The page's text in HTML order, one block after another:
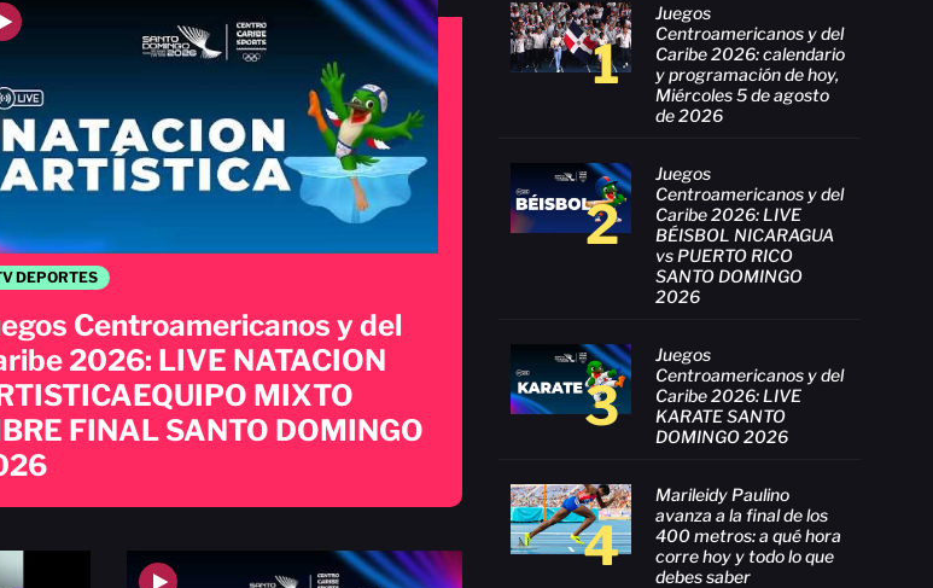
1
Juegos
Centroamericanos y del
Caribe 2026: calendario
y programación de hoy,
Miércoles 5 de agosto
de 2026
2
Juegos
Centroamericanos y del
Caribe 2026: LIVE
BÉISBOL NICARAGUA
vs PUERTO RICO
SANTO DOMINGO
2026
3
Juegos
Centroamericanos y del
Caribe 2026: LIVE
KARATE SANTO
DOMINGO 2026
4
Marileidy Paulino
avanza a la final de los
400 metros: a qué hora
corre hoy y todo lo que
debes saber
DEPORTES
Centroamericanos y del
2026: LIVE NATACION
MIXTO
FINAL SANTO DOMINGO